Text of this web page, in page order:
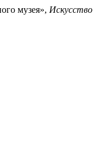
музея», Искусство